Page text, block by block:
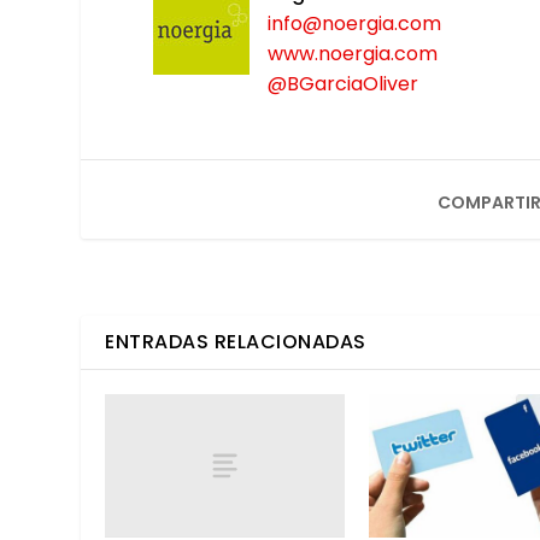
info@noergia.com
www.noergia.com
@BGar­ciaO­li­ver
ENTRADAS RELACIONADAS